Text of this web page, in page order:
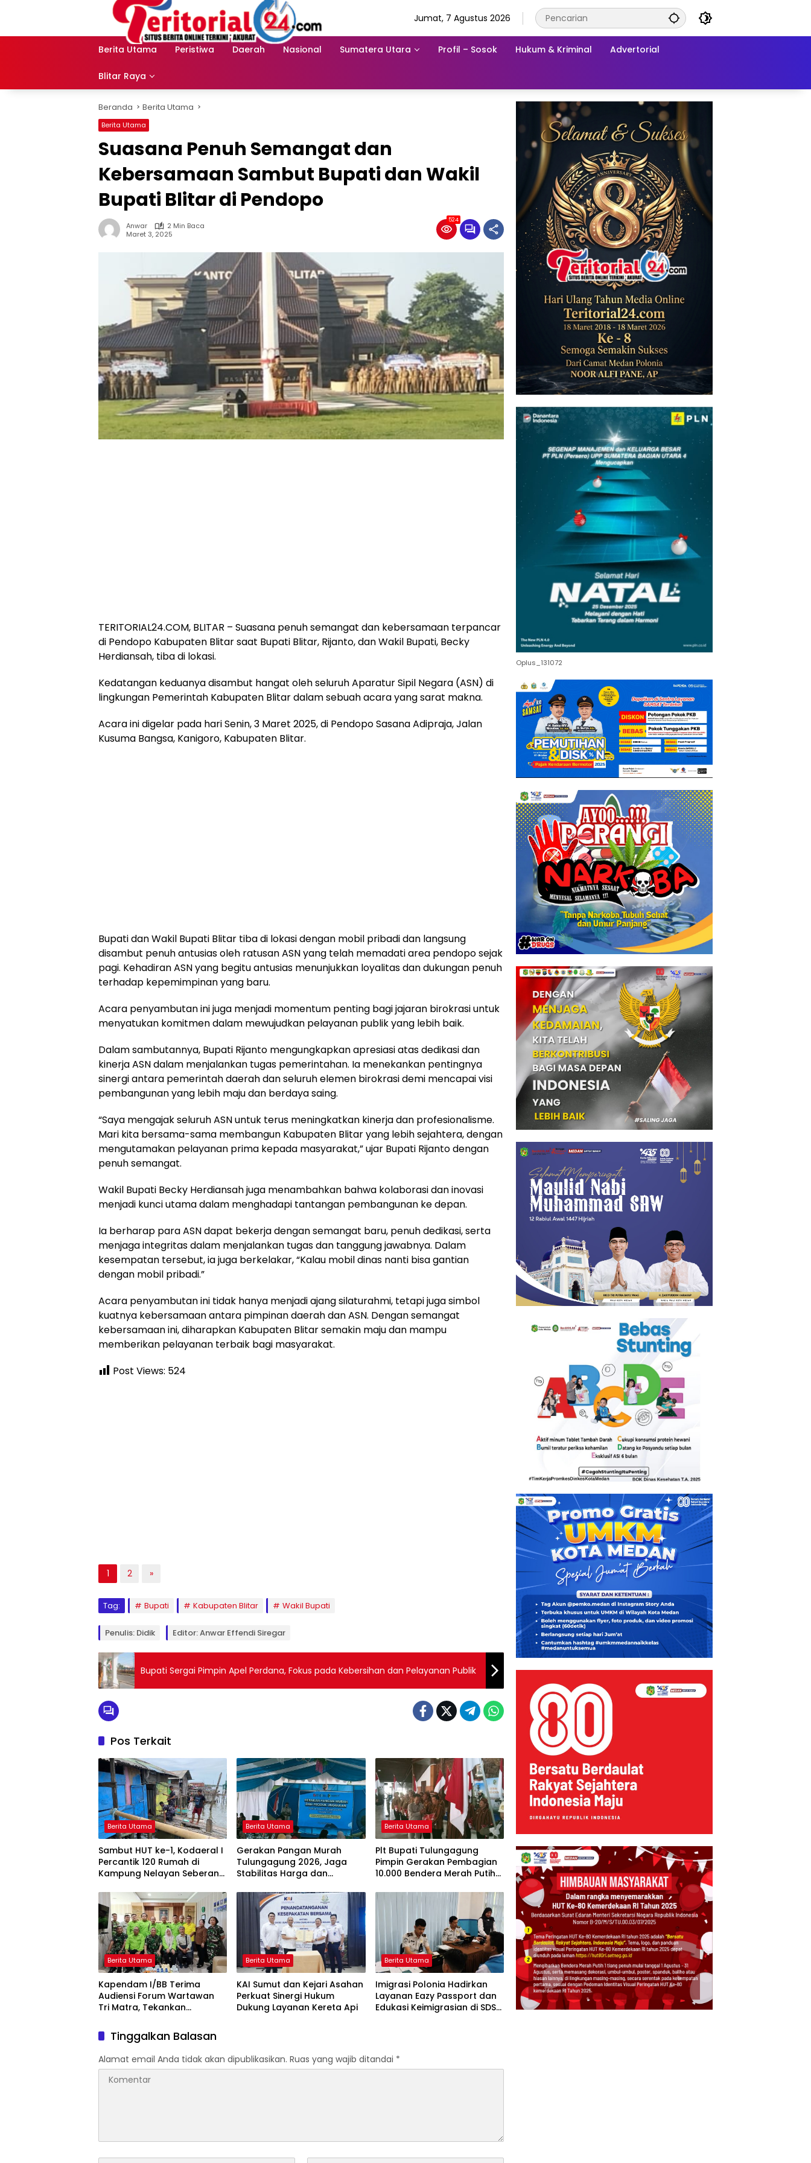
Jumat, 7 Agustus 2026
Berita Utama Peristiwa Daerah Nasional Sumatera Utara Profil – Sosok Hukum & Kriminal Advertorial
Blitar Raya
Beranda Berita Utama
Berita Utama
Suasana Penuh Semangat dan
Kebersamaan Sambut Bupati dan Wakil
Bupati Blitar di Pendopo
Anwar
2 Min Baca
Maret 3, 2025
524
TERITORIAL24.COM, BLITAR – Suasana penuh semangat dan kebersamaan terpancar
di Pendopo Kabupaten Blitar saat Bupati Blitar, Rijanto, dan Wakil Bupati, Becky
Herdiansah, tiba di lokasi.
Kedatangan keduanya disambut hangat oleh seluruh Aparatur Sipil Negara (ASN) di
lingkungan Pemerintah Kabupaten Blitar dalam sebuah acara yang sarat makna.
Acara ini digelar pada hari Senin, 3 Maret 2025, di Pendopo Sasana Adipraja, Jalan
Kusuma Bangsa, Kanigoro, Kabupaten Blitar.
Bupati dan Wakil Bupati Blitar tiba di lokasi dengan mobil pribadi dan langsung
disambut penuh antusias oleh ratusan ASN yang telah memadati area pendopo sejak
pagi. Kehadiran ASN yang begitu antusias menunjukkan loyalitas dan dukungan penuh
terhadap kepemimpinan yang baru.
Acara penyambutan ini juga menjadi momentum penting bagi jajaran birokrasi untuk
menyatukan komitmen dalam mewujudkan pelayanan publik yang lebih baik.
Dalam sambutannya, Bupati Rijanto mengungkapkan apresiasi atas dedikasi dan
kinerja ASN dalam menjalankan tugas pemerintahan. Ia menekankan pentingnya
sinergi antara pemerintah daerah dan seluruh elemen birokrasi demi mencapai visi
pembangunan yang lebih maju dan berdaya saing.
“Saya mengajak seluruh ASN untuk terus meningkatkan kinerja dan profesionalisme.
Mari kita bersama-sama membangun Kabupaten Blitar yang lebih sejahtera, dengan
mengutamakan pelayanan prima kepada masyarakat,” ujar Bupati Rijanto dengan
penuh semangat.
Wakil Bupati Becky Herdiansah juga menambahkan bahwa kolaborasi dan inovasi
menjadi kunci utama dalam menghadapi tantangan pembangunan ke depan.
Ia berharap para ASN dapat bekerja dengan semangat baru, penuh dedikasi, serta
menjaga integritas dalam menjalankan tugas dan tanggung jawabnya. Dalam
kesempatan tersebut, ia juga berkelakar, “Kalau mobil dinas nanti bisa gantian
dengan mobil pribadi.”
Acara penyambutan ini tidak hanya menjadi ajang silaturahmi, tetapi juga simbol
kuatnya kebersamaan antara pimpinan daerah dan ASN. Dengan semangat
kebersamaan ini, diharapkan Kabupaten Blitar semakin maju dan mampu
memberikan pelayanan terbaik bagi masyarakat.
Post Views: 524
1 2 »
Tag: Bupati Kabupaten Blitar Wakil Bupati
Penulis: Didik Editor: Anwar Effendi Siregar
Bupati Sergai Pimpin Apel Perdana, Fokus pada Kebersihan dan Pelayanan Publik
Pos Terkait
Berita Utama
Sambut HUT ke-1, Kodaeral I
Percantik 120 Rumah di
Kampung Nelayan Seberang
Berita Utama
Gerakan Pangan Murah
Tulungagung 2026, Jaga
Stabilitas Harga dan
Berita Utama
Plt Bupati Tulungagung
Pimpin Gerakan Pembagian
10.000 Bendera Merah Putih
Berita Utama
Kapendam I/BB Terima
Audiensi Forum Wartawan
Tri Matra, Tekankan
Independensi Pers
Berita Utama
KAI Sumut dan Kejari Asahan
Perkuat Sinergi Hukum
Dukung Layanan Kereta Api
Berita Utama
Imigrasi Polonia Hadirkan
Layanan Eazy Passport dan
Edukasi Keimigrasian di SDS
Tinggalkan Balasan
Alamat email Anda tidak akan dipublikasikan. Ruas yang wajib ditandai *
Oplus_131072